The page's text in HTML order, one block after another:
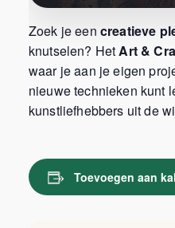
Zoek je een creatieve
knutselen? HetArt &
waar je aan je eigen
nieuwe technieken kunt
kunstliefhebbers uit de
Toevoegen aan